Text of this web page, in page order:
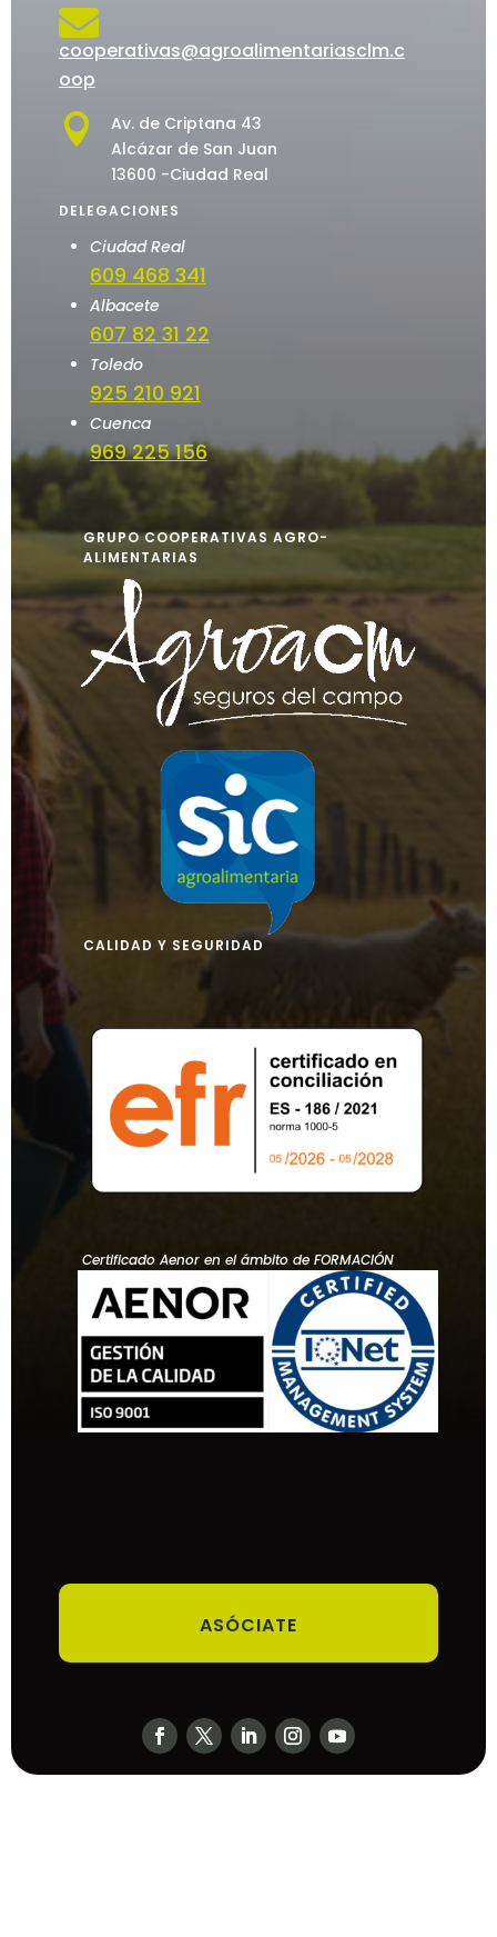

cooperativas@agroalimentariasclm.c
oop

Av. de Criptana 43
Alcázar de San Juan
13600 -Ciudad Real
DELEGACIONES
Ciudad Real
609 468 341
Albacete
607 82 31 22
Toledo
925 210 921
Cuenca
969 225 156
GRUPO COOPERATIVAS AGRO-
ALIMENTARIAS
CALIDAD Y SEGURIDAD
Certificado Aenor en el ámbito de FORMACIÓN
ASÓCIATE